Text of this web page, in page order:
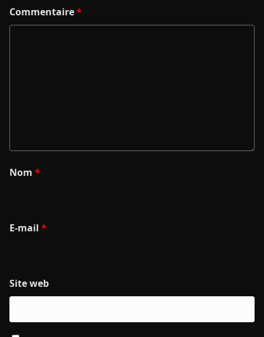
Commentaire*
Nom *
E-mail *
Site web